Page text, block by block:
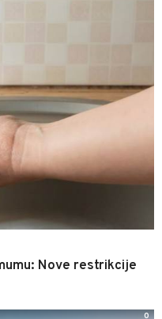
Nove restrikcije
0